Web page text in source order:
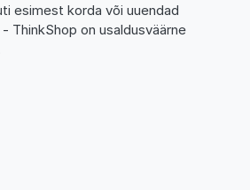
esimest korda või uuendad
ThinkShop on usaldusväärne